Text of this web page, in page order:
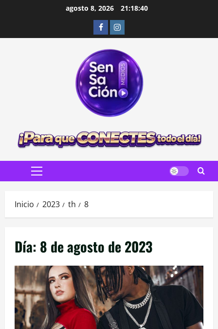
agosto 8, 2026 21:18:41
FacebookInstagram
Menú
Inicio 2023 th 8
Día: 8 de agosto de 2023